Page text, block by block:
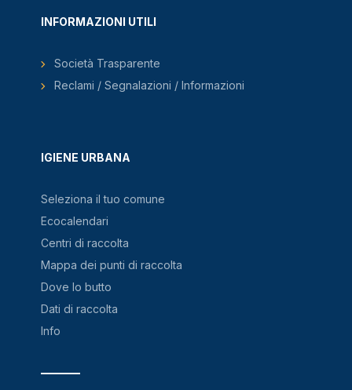
IGIENE URBANA
Seleziona il tuo comune
Ecocalendari
Centri di raccolta
Mappa dei punti di raccolta
Dove lo butto
Dati di raccolta
Info
INFORMAZIONI UTILI
Società Trasparente
Reclami / Segnalazioni / Informazioni